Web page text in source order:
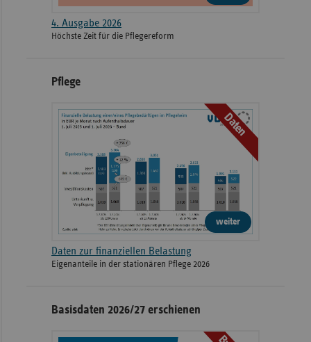
4. Ausgabe 2026
Höchste Zeit für die Pflegereform
Pflege
Daten
weiter
Daten zur finanziellen Belastung
Eigenanteile in der stationären Pflege 2026
Basisdaten 2026/27 erschienen